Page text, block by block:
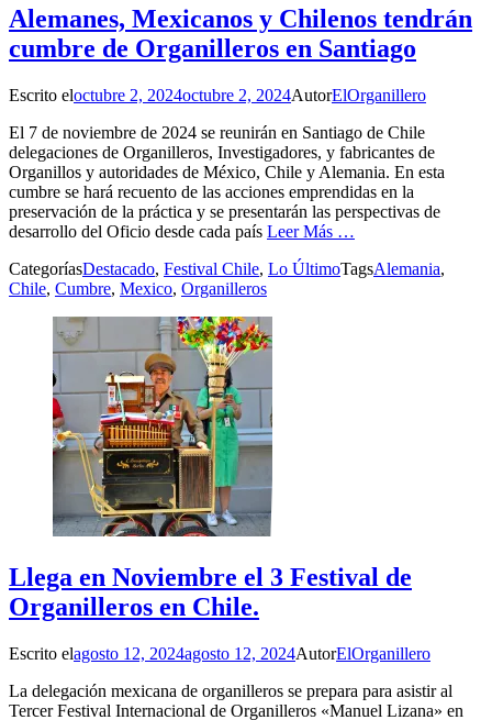
Alemanes, Mexicanos y Chilenos tendrán
cumbre de Organilleros en Santiago
Escrito eloctubre 2, 2024octubre 2, 2024AutorElOrganillero
El 7 de noviembre de 2024 se reunirán en Santiago de Chile
delegaciones de Organilleros, Investigadores, y fabricantes de
Organillos y autoridades de México, Chile y Alemania. En esta
cumbre se hará recuento de las acciones emprendidas en la
preservación de la práctica y se presentarán las perspectivas de
desarrollo del Oficio desde cada país Leer Más …
CategoríasDestacado, Festival Chile, Lo ÚltimoTagsAlemania,
Chile, Cumbre, Mexico, Organilleros
Llega en Noviembre el 3 Festival de
Organilleros en Chile.
Escrito elagosto 12, 2024agosto 12, 2024AutorElOrganillero
La delegación mexicana de organilleros se prepara para asistir al
Tercer Festival Internacional de Organilleros «Manuel Lizana» en